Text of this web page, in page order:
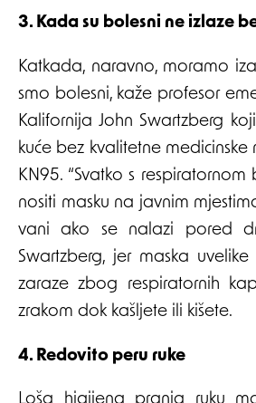
3. Kada su bolesni ne izlaze
Katkada, naravno, moramo
smo bolesni, kaže profesor
Kalifornija John Swartzberg
kuće bez kvalitetne medicinske
KN95. “Svatko s
nositi masku na javnim
vani ako se nalazi pored
Swartzberg, jer maska
zaraze zbog respiratornih
zrakom dok kašljete ili kišete.
4. Redovito peru ruke